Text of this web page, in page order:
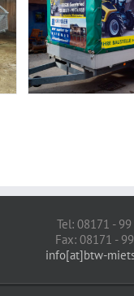
Tel: 08171 -
Fax: 08171 -
info[at]btw-